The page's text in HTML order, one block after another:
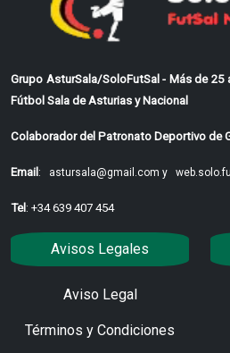
Grupo AsturSala/SoloFutSal - Más de
Fútbol Sala de Asturias y Nacional
Colaborador del Patronato Deportivo de
Email: astursala@gmail.com y
Tel: +34 639 407 454
Avisos Legales
Aviso Legal
Términos y Condiciones